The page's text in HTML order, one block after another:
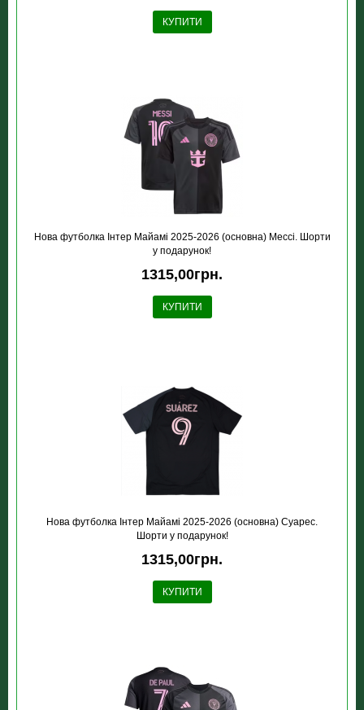
КУПИТИ
Нова футболка Інтер Майамі 2025-2026 (основна) Мессі. Шорти
у подарунок!
1315,00грн.
КУПИТИ
Нова футболка Інтер Майамі 2025-2026 (основна) Суарес.
Шорти у подарунок!
1315,00грн.
КУПИТИ